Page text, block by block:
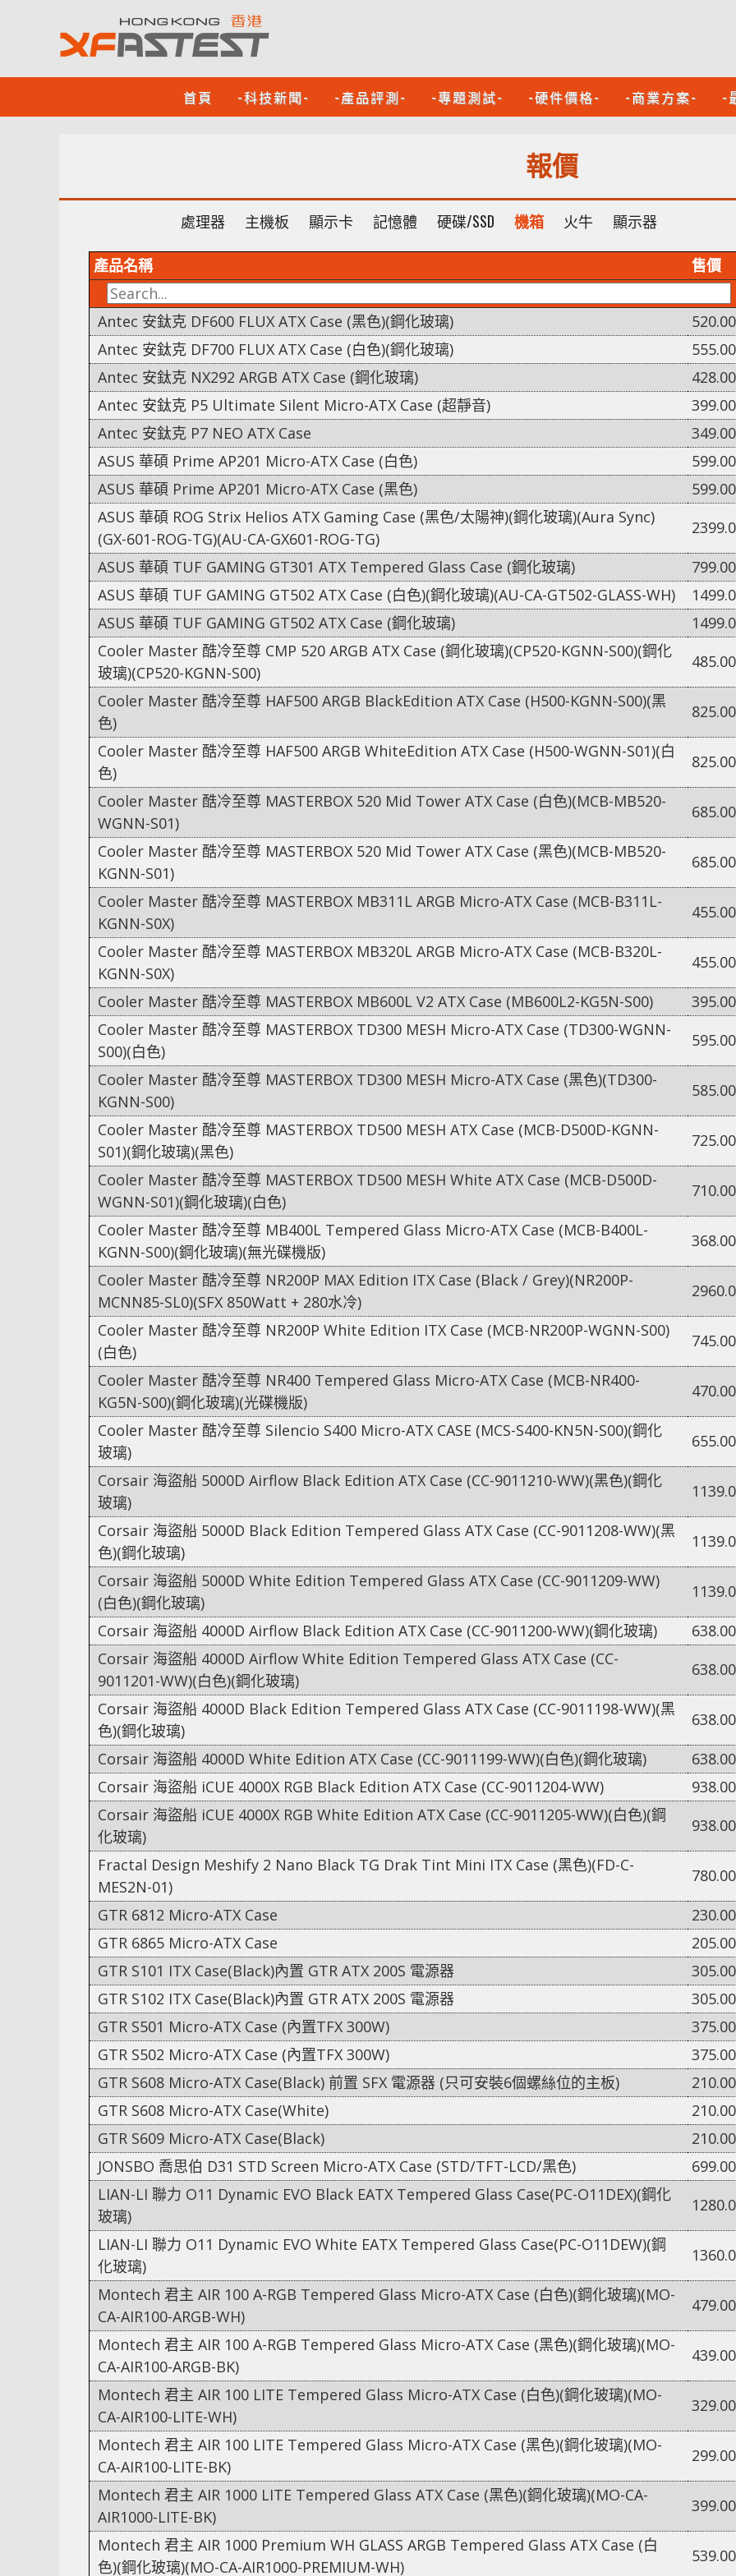
首頁 -科技新聞- -產品評測- -專題測試- -硬件價格- -商業方案- -
報價
處理器 主機板 顯示卡 記憶體 硬碟/SSD 機箱 火牛 顯示器
產品名稱 售價
Antec 安鈦克 DF600 FLUX ATX Case (黑色)(鋼化玻璃)
520.00
Antec 安鈦克 DF700 FLUX ATX Case (白色)(鋼化玻璃)
555.00
Antec 安鈦克 NX292 ARGB ATX Case (鋼化玻璃)
428.00
Antec 安鈦克 P5 Ultimate Silent Micro-ATX Case (超靜音)
399.00
Antec 安鈦克 P7 NEO ATX Case
349.00
ASUS 華碩 Prime AP201 Micro-ATX Case (白色)
599.00
ASUS 華碩 Prime AP201 Micro-ATX Case (黑色)
599.00
ASUS 華碩 ROG Strix Helios ATX Gaming Case (黑色/太陽神)(鋼化玻璃)(Aura Sync)
(GX-601-ROG-TG)(AU-CA-GX601-ROG-TG)
ASUS 華碩 TUF GAMING GT301 ATX Tempered Glass Case (鋼化玻璃)
799.00
ASUS 華碩 TUF GAMING GT502 ATX Case (白色)(鋼化玻璃)(AU-CA-GT502-GLASS-WH)
ASUS 華碩 TUF GAMING GT502 ATX Case (鋼化玻璃)
Cooler Master 酷冷至尊 CMP 520 ARGB ATX Case (鋼化玻璃)(CP520-KGNN-S00)(鋼化
玻璃)(CP520-KGNN-S00)
485.00
Cooler Master 酷冷至尊 HAF500 ARGB BlackEdition ATX Case (H500-KGNN-S00)(黑
色)
825.00
Cooler Master 酷冷至尊 HAF500 ARGB WhiteEdition ATX Case (H500-WGNN-S01)(白
色)
825.00
Cooler Master 酷冷至尊 MASTERBOX 520 Mid Tower ATX Case (白色)(MCB-MB520-
WGNN-S01)
685.00
Cooler Master 酷冷至尊 MASTERBOX 520 Mid Tower ATX Case (黑色)(MCB-MB520-
KGNN-S01)
685.00
Cooler Master 酷冷至尊 MASTERBOX MB311L ARGB Micro-ATX Case (MCB-B311L-
KGNN-S0X)
455.00
Cooler Master 酷冷至尊 MASTERBOX MB320L ARGB Micro-ATX Case (MCB-B320L-
KGNN-S0X)
455.00
Cooler Master 酷冷至尊 MASTERBOX MB600L V2 ATX Case (MB600L2-KG5N-S00)
395.00
Cooler Master 酷冷至尊 MASTERBOX TD300 MESH Micro-ATX Case (TD300-WGNN-
S00)(白色)
595.00
Cooler Master 酷冷至尊 MASTERBOX TD300 MESH Micro-ATX Case (黑色)(TD300-
KGNN-S00)
585.00
Cooler Master 酷冷至尊 MASTERBOX TD500 MESH ATX Case (MCB-D500D-KGNN-
S01)(鋼化玻璃)(黑色)
725.00
Cooler Master 酷冷至尊 MASTERBOX TD500 MESH White ATX Case (MCB-D500D-
WGNN-S01)(鋼化玻璃)(白色)
710.00
Cooler Master 酷冷至尊 MB400L Tempered Glass Micro-ATX Case (MCB-B400L-
KGNN-S00)(鋼化玻璃)(無光碟機版)
368.00
Cooler Master 酷冷至尊 NR200P MAX Edition ITX Case (Black / Grey)(NR200P-
MCNN85-SL0)(SFX 850Watt + 280水冷)
Cooler Master 酷冷至尊 NR200P White Edition ITX Case (MCB-NR200P-WGNN-S00)
(白色)
745.00
Cooler Master 酷冷至尊 NR400 Tempered Glass Micro-ATX Case (MCB-NR400-
KG5N-S00)(鋼化玻璃)(光碟機版)
470.00
Cooler Master 酷冷至尊 Silencio S400 Micro-ATX CASE (MCS-S400-KN5N-S00)(鋼化
玻璃)
655.00
Corsair 海盜船 5000D Airflow Black Edition ATX Case (CC-9011210-WW)(黑色)(鋼化
玻璃)
Corsair 海盜船 5000D Black Edition Tempered Glass ATX Case (CC-9011208-WW)(黑
色)(鋼化玻璃)
Corsair 海盜船 5000D White Edition Tempered Glass ATX Case (CC-9011209-WW)
(白色)(鋼化玻璃)
Corsair 海盜船 4000D Airflow Black Edition ATX Case (CC-9011200-WW)(鋼化玻璃)
638.00
Corsair 海盜船 4000D Airflow White Edition Tempered Glass ATX Case (CC-
9011201-WW)(白色)(鋼化玻璃)
638.00
Corsair 海盜船 4000D Black Edition Tempered Glass ATX Case (CC-9011198-WW)(黑
色)(鋼化玻璃)
638.00
Corsair 海盜船 4000D White Edition ATX Case (CC-9011199-WW)(白色)(鋼化玻璃)
638.00
Corsair 海盜船 iCUE 4000X RGB Black Edition ATX Case (CC-9011204-WW)
938.00
Corsair 海盜船 iCUE 4000X RGB White Edition ATX Case (CC-9011205-WW)(白色)(鋼
化玻璃)
938.00
Fractal Design Meshify 2 Nano Black TG Drak Tint Mini ITX Case (黑色)(FD-C-
MES2N-01)
780.00
GTR 6812 Micro-ATX Case
230.00
GTR 6865 Micro-ATX Case
205.00
GTR S101 ITX Case(Black)內置 GTR ATX 200S 電源器
305.00
GTR S102 ITX Case(Black)內置 GTR ATX 200S 電源器
305.00
GTR S501 Micro-ATX Case (內置TFX 300W)
375.00
GTR S502 Micro-ATX Case (內置TFX 300W)
375.00
GTR S608 Micro-ATX Case(Black) 前置 SFX 電源器 (只可安裝6個螺絲位的主板)
210.00
GTR S608 Micro-ATX Case(White)
210.00
GTR S609 Micro-ATX Case(Black)
210.00
JONSBO 喬思伯 D31 STD Screen Micro-ATX Case (STD/TFT-LCD/黑色)
699.00
LIAN-LI 聯力 O11 Dynamic EVO Black EATX Tempered Glass Case(PC-O11DEX)(鋼化
玻璃)
LIAN-LI 聯力 O11 Dynamic EVO White EATX Tempered Glass Case(PC-O11DEW)(鋼
化玻璃)
Montech 君主 AIR 100 A-RGB Tempered Glass Micro-ATX Case (白色)(鋼化玻璃)(MO-
CA-AIR100-ARGB-WH)
479.00
Montech 君主 AIR 100 A-RGB Tempered Glass Micro-ATX Case (黑色)(鋼化玻璃)(MO-
CA-AIR100-ARGB-BK)
439.00
Montech 君主 AIR 100 LITE Tempered Glass Micro-ATX Case (白色)(鋼化玻璃)(MO-
CA-AIR100-LITE-WH)
329.00
Montech 君主 AIR 100 LITE Tempered Glass Micro-ATX Case (黑色)(鋼化玻璃)(MO-
CA-AIR100-LITE-BK)
299.00
Montech 君主 AIR 1000 LITE Tempered Glass ATX Case (黑色)(鋼化玻璃)(MO-CA-
AIR1000-LITE-BK)
399.00
Montech 君主 AIR 1000 Premium WH GLASS ARGB Tempered Glass ATX Case (白
色)(鋼化玻璃)(MO-CA-AIR1000-PREMIUM-WH)
539.00